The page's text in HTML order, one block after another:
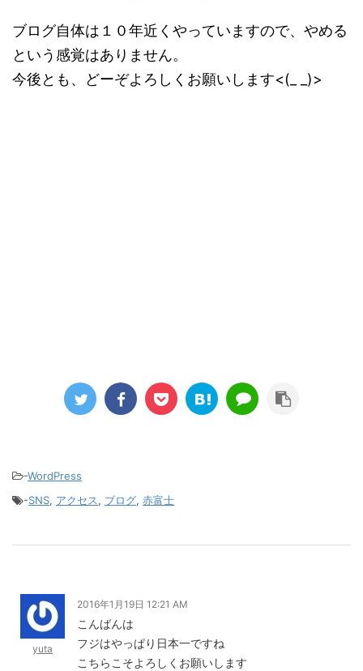
ブログ自体は１０年近くやっていますので、やめる
という感覚はありません。
今後とも、どーぞよろしくお願いします<(_ _)>
-WordPress
-SNS, アクセス, ブログ, 赤富士
yuta
2016年1月19日 12:21 AM
こんばんは
フジはやっぱり日本一ですね
こちらこそよろしくお願いします